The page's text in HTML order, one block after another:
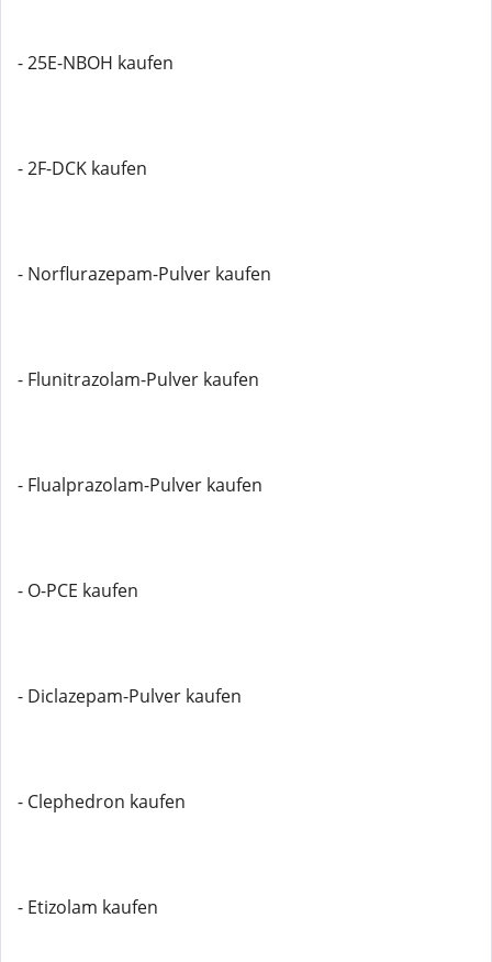
- 25E-NBOH kaufen
- 2F-DCK kaufen
- Norflurazepam-Pulver kaufen
- Flunitrazolam-Pulver kaufen
- Flualprazolam-Pulver kaufen
- O-PCE kaufen
- Diclazepam-Pulver kaufen
- Clephedron kaufen
- Etizolam kaufen